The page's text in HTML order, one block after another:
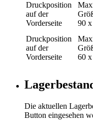
Druckposition
auf der
Vorderseite
90
Druckposition
auf der
Vorderseite
60
Die aktuellen
Button eingesehen